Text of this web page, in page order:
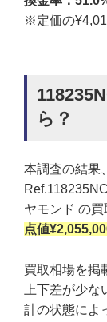
※定価の
ら？
本調査の結果
ヤモンド の買
点値
買取相場を掲
上下差が少
計の状態によ